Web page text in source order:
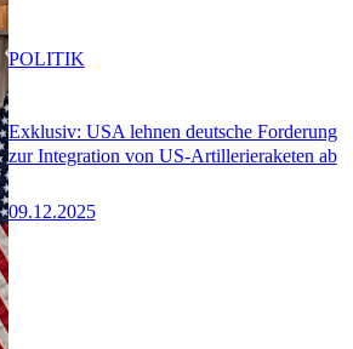
Exklusiv: USA lehnen deutsche Forderung
zur Integration von US-Artillerieraketen ab
09.12.2025
POLITIK